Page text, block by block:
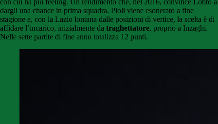
dargli una chance in prima squadra. Pioli viene esonerato a fine
stagione e, con la Lazio lontana dalle posizioni di vertice, la scelta è di
affidare l’incarico, inizialmente da traghettatore, proprio a Inzaghi.
Nelle sette partite di fine anno totalizza 12 punti.